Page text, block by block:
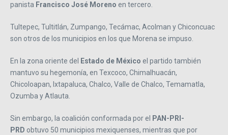
panista Francisco José Moreno en tercero.
Tultepec, Tultitlán, Zumpango, Tecámac, Acolman y Chiconcuac
son otros de los municipios en los que Morena se impuso.
En la zona oriente del Estado de México el partido también
mantuvo su hegemonía, en Texcoco, Chimalhuacán,
Chicoloapan, Ixtapaluca, Chalco, Valle de Chalco, Temamatla,
Ozumba y Atlauta.
Sin embargo, la coalición conformada por el
PAN-PRI-
PRD obtuvo 50 municipios mexiquenses, mientras que por